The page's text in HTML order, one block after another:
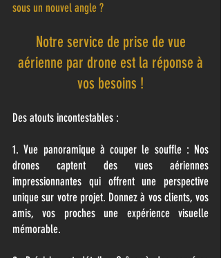
sous un nouvel angle ?
Notre service de prise de vue
aérienne par drone est la réponse à
vos besoins !
Des atouts incontestables :
1. Vue panoramique à couper le souffle : Nos
drones captent des vues aériennes
impressionnantes qui offrent une perspective
unique sur votre projet. Donnez à vos clients, vos
amis, vos proches une expérience visuelle
mémorable.